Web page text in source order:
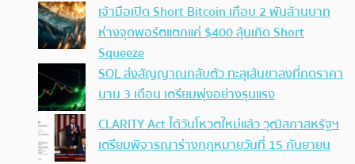
เจ้ามือเปิด Short Bitcoin เกือบ 2 พันล้านบาท
ห่างจุดพอร์ตแตกแค่ $400 ลุ้นเกิด Short
Squeeze
SOL ส่งสัญญาณกลับตัว ทะลุเส้นขาลงที่กดราคา
นาน 3 เดือน เตรียมพุ่งอย่างรุนแรง
CLARITY Act ได้วันโหวตใหม่แล้ว วุฒิสภาสหรัฐฯ
เตรียมพิจารณาร่างกฎหมายวันที่ 15 กันยายน